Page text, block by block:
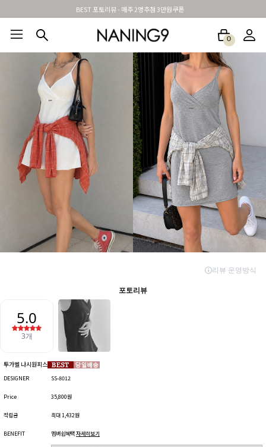
BEST 포토리뷰 - 매주 2명추첨 3만원쿠폰
0
NEW5% 썸머여행룩 아울렛 하객&모임룩
투가벨 나시원피스
DESIGNER SS-8012
Price 35,800원
적립금 최대 1,432원
BENEFIT 멤버쉽혜택자세히보기